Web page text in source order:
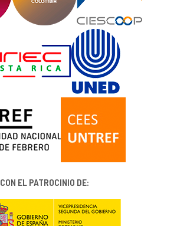
CON EL PATROCINIO DE: